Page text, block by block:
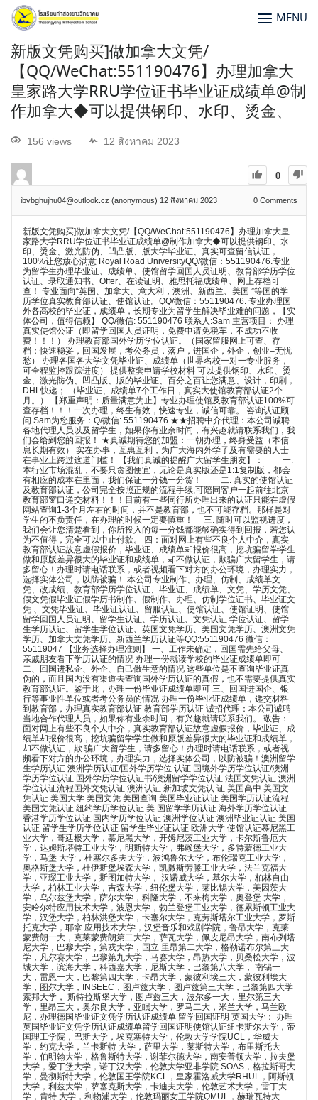
MENU
新版文凭购买]做加拿大文凭/
【QQ/WeChat:551190476】办理加拿大
皇家路大学RRU学位证书毕业证成绩单@制
作加拿大◆可以提供钢印、水印、烫金、
156 views 12 สิงหาคม 2023
0
ibvbghujhu04@outlook.cz (anonymous) 12 สิงหาคม 2023 0 Comments
新版文凭购买]做加拿大文凭/【QQ/WeChat:551190476】办理加拿大皇
家路大学RRU学位证书毕业证成绩单@制作加拿大◆可以提供钢印、水
印、烫金、激光防伪、凹凸版、版大学毕业证、真实可查留信认证，
100%让您放心满意 Royal Road UniversityQQ/微信：551190476.专业
为留学生办理毕业证、成绩单、使馆留学回国人员证明、教育部学历学位
认证、录取通知书、Offer、在读证明、雅思托福成绩单、网上存档可
查！ 专业面向“英国、加拿大、意大利，澳洲、新西兰、美国 ”等国的学
历学位真实教育部认证、使馆认证。QQ/微信：551190476. 专业办理国
外各高校的毕业证，成绩单，长期专业为留学生解决毕业难的问题，【实
体公司，值得信赖】 QQ/微信: 551190476 联系人:Sam 主营项目： 办理
真实使馆公证（即留学回国人员证明，免费申请免税车，不成功不收
费！！！） 办理教育部国外学历学位认证。（国家留服网上可查、存
档；快速稳妥，回国发展，考公务员，落户，进国企，外企，创业–无忧
愁） 办理各国各大学文凭毕业证、成绩单（世界名校一对一专业服务，
可全程监控跟踪进度） 提供整套申请学校材料 可以提供钢印、水印、烫
金、激光防伪、凹凸版、版的毕业证、百分之百让您满意、设计，印刷，
DHL快递； （毕业证、成绩单7个工作日，真实大使馆教育部认证2个
月。） 【郑重声明：质量满意为止】专业办理使馆及教育部认证100%可
查存档！！！一次办理，终生有效，快速专业，诚信可靠。 咨询认证顾
问 Sam为您服务：Q/微信: 551190476 ★★招聘中介代理：本公司诚聘
各地代理人员以及留学生，如果你有业余时间，有兴趣就请联系我们，我
们会给到您的回报！ ★真诚期待您的加盟：一朝办理，终身受益（本信
息长期有效） 实在办事，互惠互利，为广大海内外学子及有需要的人士
在事业上跨过这道门槛！ 【我们真诚的提醒广大留学生朋友】： 一.
本行业市场混乱，不要只贪图便宜，无论是真实版还是1:1复制版，都会
有相应的成本在里面，我们保证一分钱一分货！ 二. 真实的使馆认证
及教育部认证，公司完全按照正规的流程手续,可陪同客户一起前往北京
教育部窗口递交材料！！！目前有一些同行所办理出来的认证只能在虚假
网站查询1-3个月左右的时间，并不是教育部，也不可能存档。那样是对
学生的不负责任，在办理的时候一定要慎重！ 三. 随时可以监视进度，
我们会让您清楚看到，你所投入的每一分钱都能够确实得到回报，若您认
为不值得，完全可以中止付款。 四：面对网上有些不良个人中介，真实
教育部认证故意虚假报价，毕业证、成绩单却报价很高，挖坑骗留学学生
做和原版差异很大的毕业证和成绩单，却不做认证，欺骗广大留学生，请
多留心！办理时请电话联系，或者视频看下对方的办公环境，办理实力，
选择实体公司，以防被骗！ 本公司专业制作、办理、仿制、成绩单文
凭、改成绩、教育部学历学位认证、毕业证、成绩单、文凭、学历文凭、
假文凭假毕业证假学历书制作、假制作、办理、仿制学位证书、毕业证文
凭 、文凭毕业证、毕业证认证、留服认证、使馆认证、使馆证明、使馆
留学回国人员证明、留学生认证、学历认证、文凭认证 学位认证、留学
生学历认证、留学生学位认证、英国文凭学历、美国文凭学历、澳洲文凭
学历、加拿大文凭学历、新西兰学历认证等QQ:551190476 微信：
55119047 【业务选择办理准则】 一、工作未确定，回国需先给父母、
亲戚朋友看下学历认证的情况 办理一份就读学校的毕业证成绩单即可
二、回国进私企、外企、自己做生意的情况 这些单位是不查询毕业证真
伪的，而且国内没有渠道去查询国外学历认证的真假，也不需要提供真实
教育部认证。鉴于此，办理一份毕业证成绩单即可 三、回国进国企、银
行等事业性单位或者考公务员的情况 办理一份毕业证成绩单，递交材料
到教育部，办理真实教育部认证 教育部学历认证 诚招代理：本公司诚聘
当地合作代理人员，如果你有业余时间，有兴趣就请联系我们。 敬告：
面对网上有些不良个人中介，真实教育部认证故意虚假报价，毕业证、成
绩单却报价很高，挖坑骗留学学生做和原版差异很大的毕业证和成绩单，
却不做认证，欺 骗广大留学生，请多留心！办理时请电话联系，或者视
频看下对方的办公环境，办理实力，选择实体公司，以防被骗！澳洲留学
生学历认证 澳洲学历认证/国外学历学位 认证 国境外学历学位认证/澳洲
学历学位认证 国外学历学位认证书/澳洲留学学位认证 法国文凭认证 澳洲
学位认证流程国外文凭认证 澳洲认证 新加坡文凭认 证 美国高中 美国文
凭认证 美国大学 美国文凭 美国查询 美国毕业证认证 美国学历认证流程
美国文凭认证 纽约学历学位认证 美 国留学学历认证 海外学历学位认证
香港学历学位认证 国内学历学位认证 澳洲学位认证 澳洲毕业证认证 美国
认证 留学生学历学位认证 留学生毕业证认证 欧洲大学 使馆认证慕尼黑工
业大学，哥廷根大学，慕尼黑大学，开姆尼茨工业大学，卡尔斯鲁厄大
学，达姆斯塔特工业大学，明斯特大学，弗赖堡大学，多特蒙德工业大
学，马堡 大学，杜塞尔多夫大学，波鸿鲁尔大学，布伦瑞克工业大学，
奥格斯堡大学，杜伊斯堡埃森大学，凯撒斯劳滕工业大学，法兰克福大
学，亚琛工业大学，斯图加特大学， 汉诺威大学，基尔大学，柏林自由
大学，柏林工业大学，吉森大学，纽伦堡大学，莱比锡大学，美因茨大
学，乌尔兹堡大学，萨尔大学，科隆大学，不来梅大学，奥登堡 大学，
安哈尔特应用技术大学，波恩大学，勃兰登堡工业大学，德累斯顿工业大
学，汉堡大学，柏林洪堡大学，卡塞尔大学，克劳斯塔尔工业大学，罗斯
托克大学，耶拿 应用技术大学，汉堡音乐和戏剧学院，鲁昂大学，克莱
蒙费朗一大，克莱蒙费朗第二大学，萨瓦大学，佩皮尼昂大学，南布列塔
尼大学，巴黎大学，第戎大学，国立 里昂第二大学，格勒诺布尔第三大
学，凡尔赛大学，巴黎第九大学，马赛大学，昂热大学，贝桑松大学，波
城大学，滨海大学，科西嘉大学，尼斯大学，巴黎第八大学， 南锡一
大，雷恩一大，巴黎第四大学，卡昂大学，蒙彼利埃三大，蒙彼利埃大
学，图尔大学，INSEEC，图卢兹大学，图卢兹第三大学，巴黎第四大学
索邦大学， 斯特拉斯堡大学，图卢兹三大，波尔多一大，里尔第三大
学，里昂三大，奥尔良大学，亚眠大学，罗马二大，米兰大学，马兰欧
尼，办理德国毕业证文凭学历认证成绩单 留学回国证明 英国大学： 办理
英国毕业证文凭学历认证成绩单留学回国证明使馆认证纽卡斯尔大学，帝
国理工学院，巴斯大学，埃克塞特大学，伦敦大学学院UCL，华威大
学，约克大学，兰卡斯特 大学，萨里大学，莱斯特大学，布里斯托大
学，伯明翰大学，格鲁斯特大学，谢菲尔德大学，南安普顿大学，拉夫堡
大学，爱丁堡大学，诺丁汉大学，伦敦大学亚非学院 SOAS，格拉斯哥大
学，曼彻斯特大学，伦敦国王学院KCL，皇家霍洛威大学RHUL，阿斯顿
大学，利兹大学，萨塞克斯大学，卡迪夫大学，伦敦艺术大学，雷丁大
学，肯特 大学，利物浦大学，伦敦玛丽女王学院QMUL，赫瑞瓦特大